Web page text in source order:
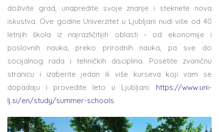
doživite grad, unapredite svoje znanje i steknete nova
iskustva. Ove godine Univerzitet u Ljubljani nudi više od 40
letnjih škola iz najrazličitijih oblasti - od ekonomije i
poslovnih nauka, preko prirodnih nauka, pa sve do
socijalnog rada i tehničkih disciplina. Posetite zvaničnu
stranicu i izaberite jedan ili više kurseva koji vam se
dopadaju i provedite leto u Ljubljani: https://www.uni-
lj.si/en/study/summer-schools.